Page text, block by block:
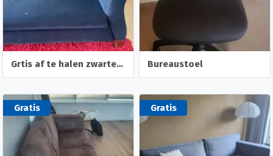
Grtis af te halen zwarte bank Bureaustoel
Gratis Gratis